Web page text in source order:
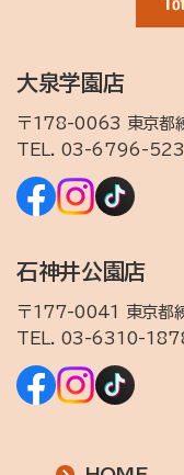
大泉学園店
〒178-0063 東京都
TEL. 03-6796-
石神井公園店
〒177-0041 東京都
TEL. 03-6310-